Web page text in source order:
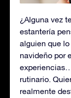
¿Alguna vez
estantería
alguien que
navideño por
rutinario.
realmente